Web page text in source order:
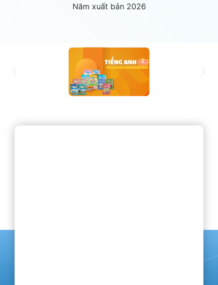
Năm xuất bản 2026